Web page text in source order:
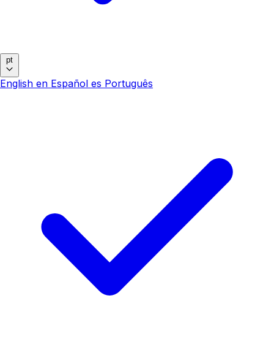
pt
English en Español es Português